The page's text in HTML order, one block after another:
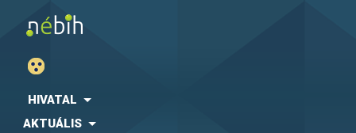
HIVATAL
AKTUÁLIS